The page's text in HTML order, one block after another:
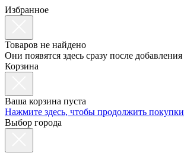
Избранное
Товаров не найдено
Они появятся здесь сразу после добавления
Корзина
Ваша корзина пуста
Нажмите здесь, чтобы продолжить покупки
Выбор города